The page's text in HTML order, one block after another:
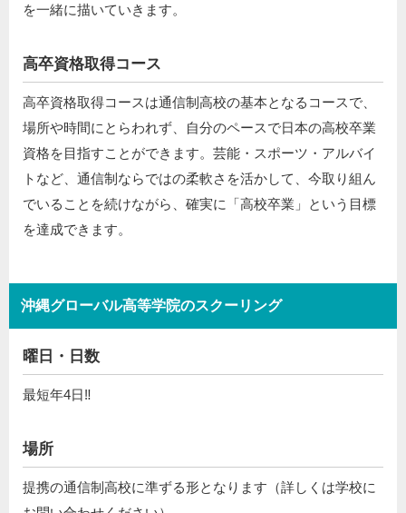
を一緒に描いていきます。
高卒資格取得コース
高卒資格取得コースは通信制高校の基本となるコースで、
場所や時間にとらわれず、自分のペースで日本の高校卒業
資格を目指すことができます。芸能・スポーツ・アルバイ
トなど、通信制ならではの柔軟さを活かして、今取り組ん
でいることを続けながら、確実に「高校卒業」という目標
を達成できます。
沖縄グローバル高等学院のスクーリング
曜日・日数
最短年4日‼
場所
提携の通信制高校に準ずる形となります（詳しくは学校に